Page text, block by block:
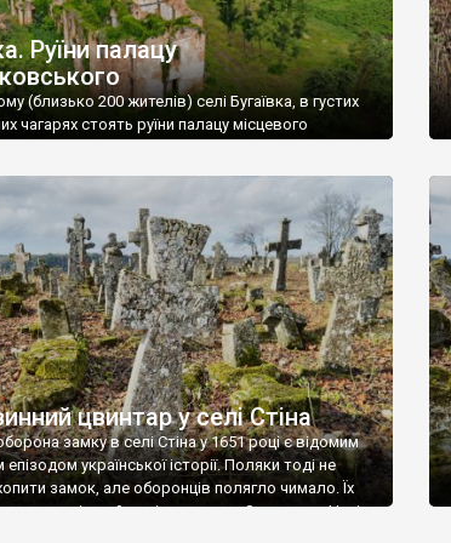
Руїни палацу
(близько 200 жителів) селі Бугаївка, в густих
чагарях стоять руїни палацу місцевого
ще пізніше – гуртожиток. У 60-х роках минулого
розмістили туберкульозну лікарню. Коли із
лікарня – ми точно не […]
цвинтар у селі Стіна
замку в селі Стіна у 1651 році є відомим
української історії. Поляки тоді не
замок, але оборонців полягло чимало. Їх
цвинтарі, який тоді називався Замковим. Нині